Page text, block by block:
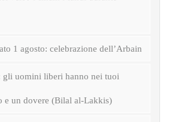
1 agosto: celebrazione dell’Arbain
gli uomini liberi hanno nei tuoi
e un dovere (Bilal al-Lakkis)